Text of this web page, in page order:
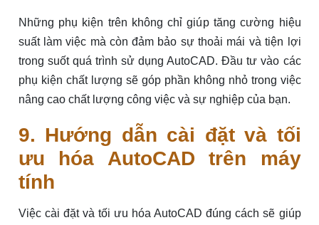
Những phụ kiện trên không chỉ giúp tăng cường hiệu
suất làm việc mà còn đảm bảo sự thoải mái và tiện lợi
trong suốt quá trình sử dụng AutoCAD. Đầu tư vào các
phụ kiện chất lượng sẽ góp phần không nhỏ trong việc
nâng cao chất lượng công việc và sự nghiệp của bạn.
9. Hướng dẫn cài đặt và tối
ưu hóa AutoCAD trên máy
tính
Việc cài đặt và tối ưu hóa AutoCAD đúng cách sẽ giúp